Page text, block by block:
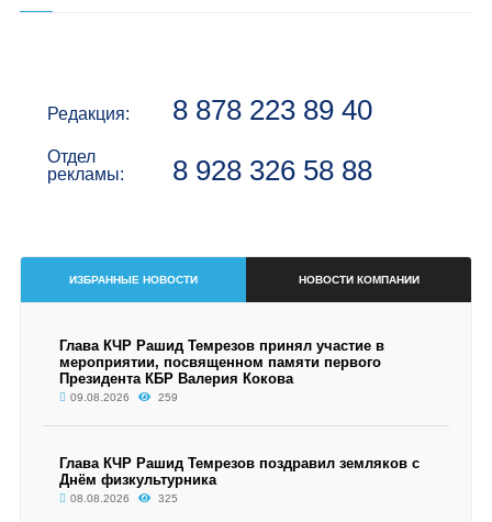
Редакция: 8 878 223 89 40
Отдел
рекламы:
8 928 326 58 88
ИЗБРАННЫЕ НОВОСТИ НОВОСТИ КОМПАНИИ
Глава КЧР Рашид Темрезов принял участие в
мероприятии, посвященном памяти первого
Президента КБР Валерия Кокова
09.08.2026 259
Глава КЧР Рашид Темрезов поздравил земляков с
Днём физкультурника
08.08.2026 325